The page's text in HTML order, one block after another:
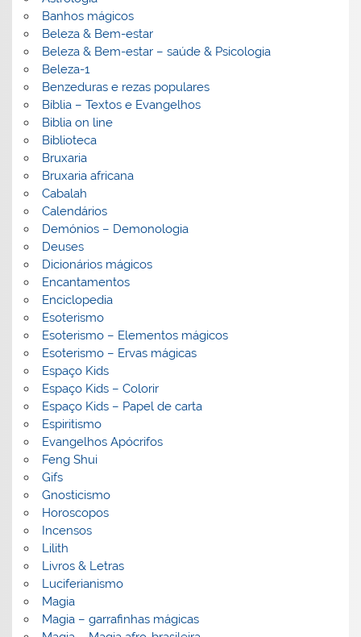
Banhos mágicos
Beleza & Bem-estar
Beleza & Bem-estar – saúde & Psicologia
Beleza-1
Benzeduras e rezas populares
Bíblia – Textos e Evangelhos
Biblia on line
Biblioteca
Bruxaria
Bruxaria africana
Cabalah
Calendários
Demónios – Demonologia
Deuses
Dicionários mágicos
Encantamentos
Enciclopedia
Esoterismo
Esoterismo – Elementos mágicos
Esoterismo – Ervas mágicas
Espaço Kids
Espaço Kids – Colorir
Espaço Kids – Papel de carta
Espiritismo
Evangelhos Apócrifos
Feng Shui
Gifs
Gnosticismo
Horoscopos
Incensos
Lilith
Livros & Letras
Luciferianismo
Magia
Magia – garrafinhas mágicas